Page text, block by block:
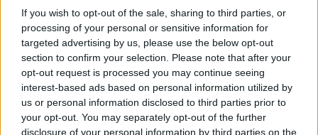
If you wish to opt-out of the sale, sharing to third parties, or
processing of your personal or sensitive information for
targeted advertising by us, please use the below opt-out
section to confirm your selection. Please note that after your
opt-out request is processed you may continue seeing
interest-based ads based on personal information utilized by
us or personal information disclosed to third parties prior to
your opt-out. You may separately opt-out of the further
disclosure of your personal information by third parties on the